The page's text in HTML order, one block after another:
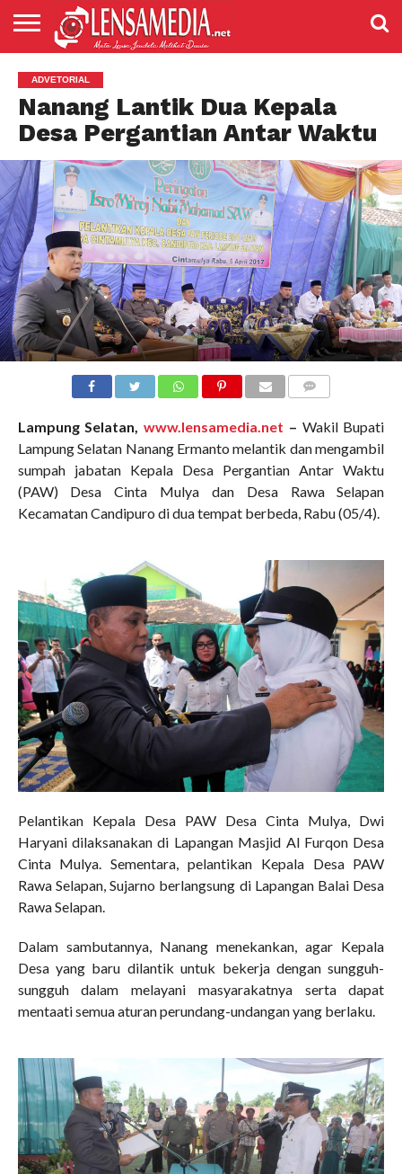
PENDIDIKAN
ENTERTAIMENT
POLITIK
PRISTIWA
SPORT
DAERAH
NASIONAL
ADVETORIAL
ADVETORIAL
Nanang Lantik Dua Kepala
Desa Pergantian Antar Waktu
Lampung Selatan,www.lensamedia.net – Wakil Bupati
Lampung Selatan Nanang Ermanto melantik dan mengambil
sumpah jabatan Kepala Desa Pergantian Antar Waktu
(PAW) Desa Cinta Mulya dan Desa Rawa Selapan
Kecamatan Candipuro di dua tempat berbeda, Rabu (05/4).
Pelantikan Kepala Desa PAW Desa Cinta Mulya, Dwi
Haryani dilaksanakan di Lapangan Masjid Al Furqon Desa
Cinta Mulya. Sementara, pelantikan Kepala Desa PAW
Rawa Selapan, Sujarno berlangsung di Lapangan Balai Desa
Rawa Selapan.
Dalam sambutannya, Nanang menekankan, agar Kepala
Desa yang baru dilantik untuk bekerja dengan sungguh-
sungguh dalam melayani masyarakatnya serta dapat
mentaati semua aturan perundang-undangan yang berlaku.